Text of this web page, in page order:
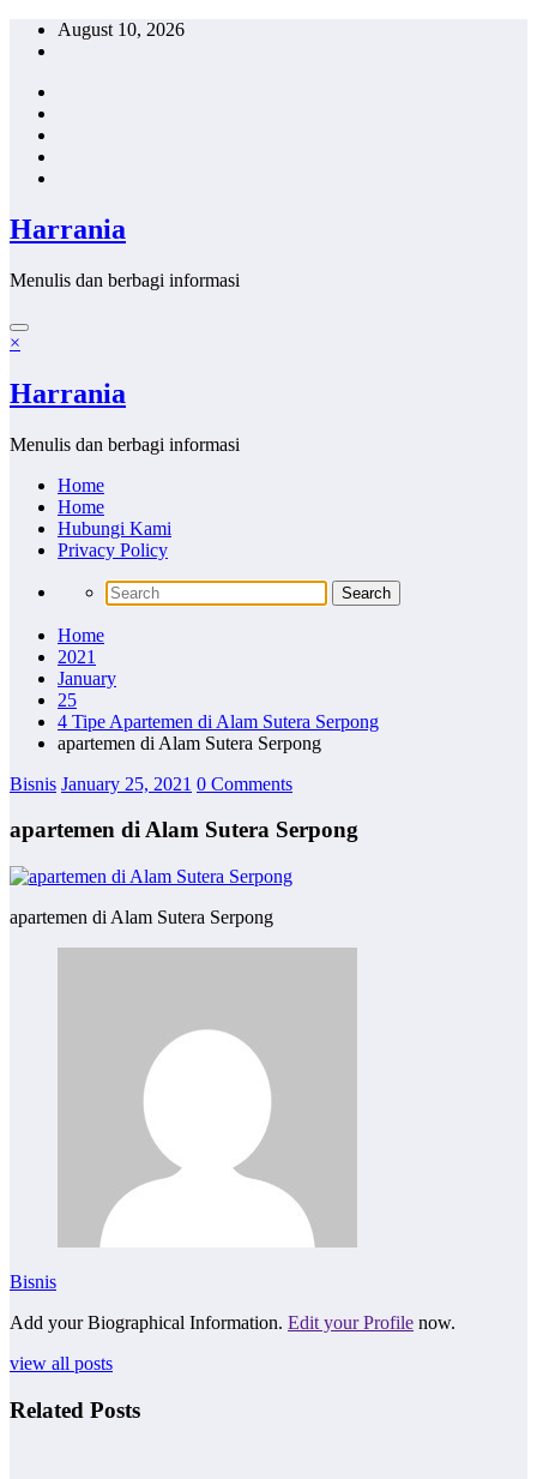
Skip
August 10, 2026
Harrania
Menulis dan berbagi informasi
×
Harrania
Menulis dan berbagi informasi
Home
Home
Hubungi Kami
Privacy Policy
Home
2021
January
25
4 Tipe Apartemen di Alam Sutera Serpong
apartemen di Alam Sutera Serpong
Bisnis January 25, 2021 0 Comments
apartemen di Alam Sutera Serpong
apartemen di Alam Sutera Serpong
Bisnis
Add your Biographical Information. Edit your Profile now.
view all posts
Related Posts